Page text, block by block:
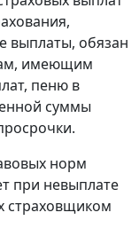
выплаты, обязан
имеющим
пеню в
суммы
норм
при невыплате
страховщиком